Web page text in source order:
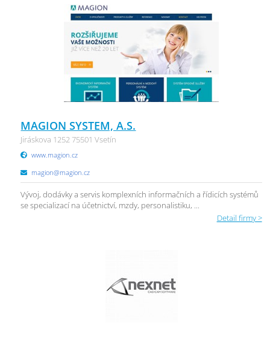
MAGION SYSTEM, A.S.
Jiráskova 1252 75501 Vsetín
www.magion.cz
magion@magion.cz
Vývoj, dodávky a servis komplexních informačních a řídicích systémů
se specializací na účetnictví, mzdy, personalistiku, ...
Detail firmy >